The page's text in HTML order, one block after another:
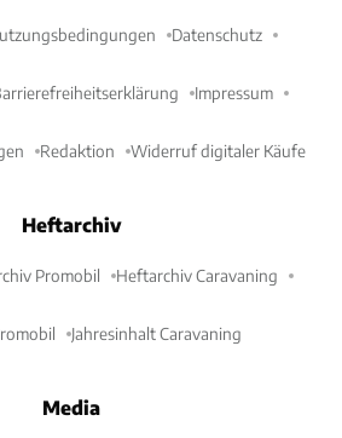
Datenschutz
Impressum
Redaktion Widerruf digitaler Käufe
Heftarchiv
Promobil Heftarchiv Caravaning
Jahresinhalt Caravaning
Media